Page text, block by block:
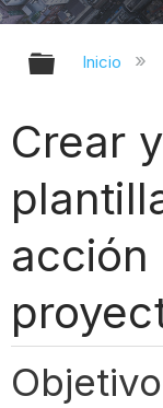
Inicio
Crear
acción
Objetivo